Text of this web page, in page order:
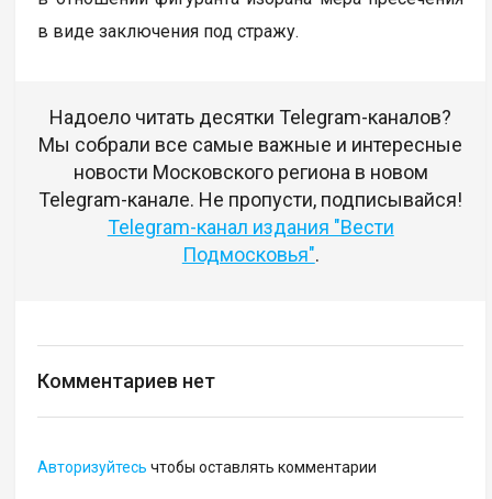
в виде заключения под стражу.
Надоело читать десятки Telegram-каналов?
Мы собрали все самые важные и интересные
новости Московского региона в новом
Telegram-канале. Не пропусти, подписывайся!
Telegram-канал издания "Вести
Подмосковья".
Комментариев нет
Авторизуйтесь чтобы оставлять комментарии